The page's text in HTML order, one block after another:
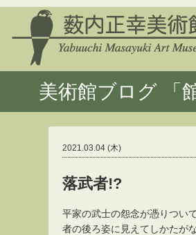
美術館ブログ 「
2021.03.04 (木)
落武者!?
平家の武士の怨念が憑りつい
者の後ろ姿に見えてしかたが